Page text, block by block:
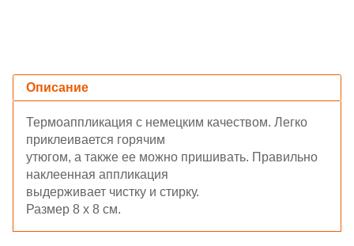
Описание
Термоаппликация с немецким качеством. Легко
приклеивается горячим
утюгом, а также ее можно пришивать. Правильно
наклеенная аппликация
выдерживает чистку и стирку.
Размер 8 х 8 см.